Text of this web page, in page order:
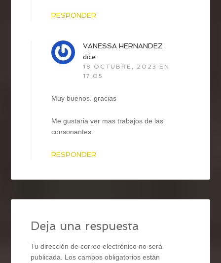
RESPONDER
VANESSA HERNANDEZ
dice
18 OCTUBRE, 2023 EN
17:05
Muy buenos. gracias
Me gustaria ver mas trabajos de las
consonantes.
RESPONDER
Deja una respuesta
Tu dirección de correo electrónico no será
publicada.
Los campos obligatorios están